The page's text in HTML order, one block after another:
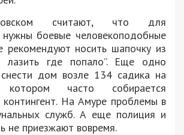
считают, что для
нужны боевые человекоподобные
рекомендуют носить шапочку из
лазить где попало”. Еще одно
дом возле 134 садика на
часто собирается
контингент. На Амуре проблемы в
служб. А еще полиция и
не приезжают вовремя.